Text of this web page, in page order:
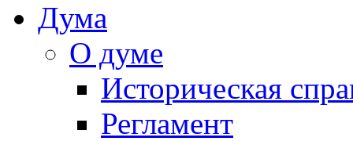
Дума
О думе
Историческая
Регламент